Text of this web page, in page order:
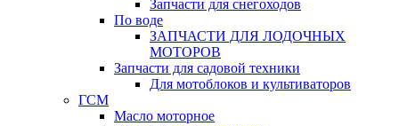
Запчасти для снегоходов
По воде
ЗАПЧАСТИ ДЛЯ ЛОДОЧНЫХ
МОТОРОВ
Запчасти для садовой техники
Для мотоблоков и культиваторов
ГСМ
Масло моторное